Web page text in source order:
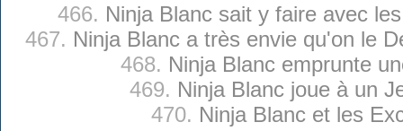
466. Ninja Blanc sait y faire avec
467. Ninja Blanc a très envie qu'on le
468. Ninja Blanc emprunte
469. Ninja Blanc joue à un
470. Ninja Blanc et les